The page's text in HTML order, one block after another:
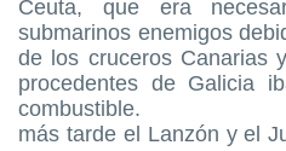
Ceuta, que era
submarinos enemigos
de los cruceros Canarias
procedentes de Galicia
combustible.
más tarde el Lanzón y el